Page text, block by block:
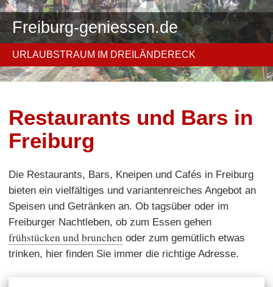
Freiburg-geniessen.de
URLAUBSTRAUM IM DREILÄNDERECK
Restaurants und Bars in
Freiburg
Die Restaurants, Bars, Kneipen und Cafés in Freiburg
bieten ein vielfältiges und variantenreiches Angebot an
Speisen und Getränken an. Ob tagsüber oder im
Freiburger Nachtleben, ob zum Essen gehen
frühstücken und brunchen oder zum gemütlich etwas
trinken, hier finden Sie immer die richtige Adresse.